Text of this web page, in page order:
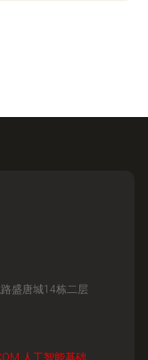
盛唐城14栋二层
人工智能基础